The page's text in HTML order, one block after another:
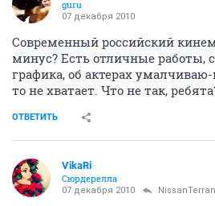
guru
07 декабря 2010
Современный российский
минус? Есть отличные работы,
графика, об актерах умалчиваю-
то не хватает. Что не так,
ОТВЕТИТЬ
VikaRi
Сюрдерелла
07 декабря 2010